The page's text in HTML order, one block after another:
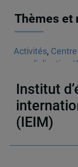
Thèmes et
Activités,
mondialisation
Institut
(IEIM)